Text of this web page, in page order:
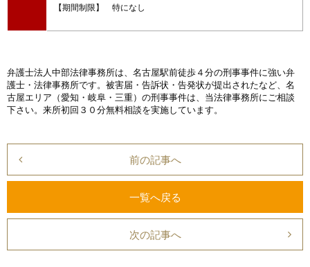
【期間制限】 特になし
弁護士法人中部法律事務所は、名古屋駅前徒歩４分の刑事事件に強い弁
護士・法律事務所です。被害届・告訴状・告発状が提出されたなど、名
古屋エリア（愛知・岐阜・三重）の刑事事件は、当法律事務所にご相談
下さい。来所初回３０分無料相談を実施しています。
前の記事へ
一覧へ戻る
次の記事へ